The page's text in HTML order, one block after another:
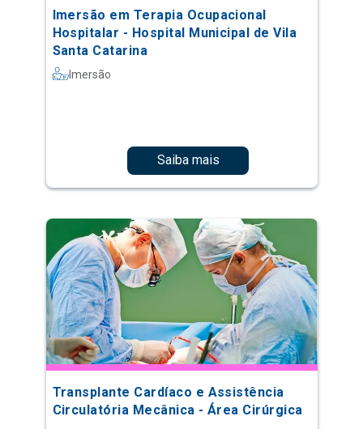
Imersão em Terapia Ocupacional
Hospitalar - Hospital Municipal de Vila
Santa Catarina
Imersão
Saiba mais
Transplante Cardíaco e Assistência
Circulatória Mecânica - Área Cirúrgica